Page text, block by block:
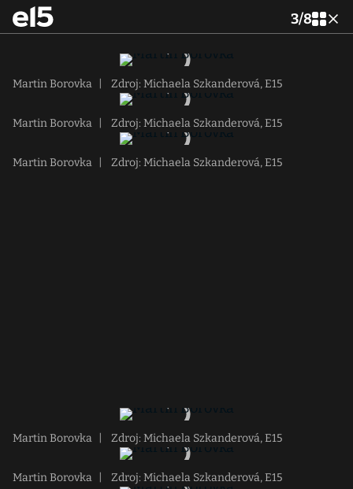
3/8
Martin Borovka Zdroj: Michaela Szkanderová, E15
Martin Borovka Zdroj: Michaela Szkanderová, E15
Martin Borovka Zdroj: Michaela Szkanderová, E15
Martin Borovka Zdroj: Michaela Szkanderová, E15
Martin Borovka Zdroj: Michaela Szkanderová, E15